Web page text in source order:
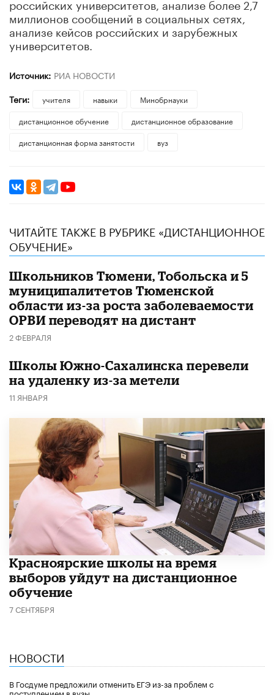
российских университетов, анализе более 2,7
миллионов сообщений в социальных сетях,
анализе кейсов российских и зарубежных
университетов.
Источник: РИА НОВОСТИ
Теги:
учителя навыки
Минобрнауки
дистанционное обучение
дистанционное образование
дистанционная форма занятости
вуз
ЧИТАЙТЕ ТАКЖЕ В РУБРИКЕ «ДИСТАНЦИОННОЕ
ОБУЧЕНИЕ»
Школьников Тюмени, Тобольска и 5
муниципалитетов Тюменской
области из-за роста заболеваемости
ОРВИ переводят на дистант
2 ФЕВРАЛЯ
Школы Южно-Сахалинска перевели
на удаленку из-за метели
11 ЯНВАРЯ
Красноярские школы на время
выборов уйдут на дистанционное
обучение
7 СЕНТЯБРЯ
НОВОСТИ
В Госдуме предложили отменить ЕГЭ из-за проблем с